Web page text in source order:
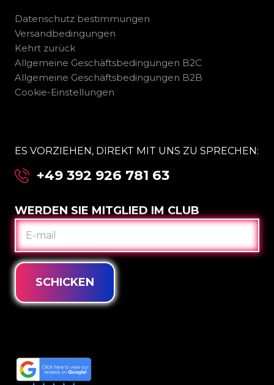
Datenschutz bestimmungen
Versandbedingungen
Kehrt zurück
Allgemeine Geschäftsbedingungen B2C
Allgemeine Geschäftsbedingungen B2B
Cookie-Einstellungen
ES VORZIEHEN, DIREKT MIT UNS ZU SPRECHEN:
+49 392 926 781 63
WERDEN SIE MITGLIED IM CLUB
E-
MAIL
SCHICKEN